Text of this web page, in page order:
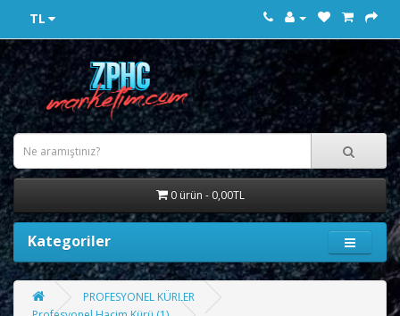
TL
0 ürün - 0,00TL
Kategoriler
PROFESYONEL KÜRLER